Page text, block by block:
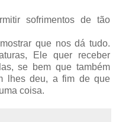
sofrimentos de tão
que nos dá tudo.
Ele quer receber
se bem que também
lhes deu, a fim de que
coisa.